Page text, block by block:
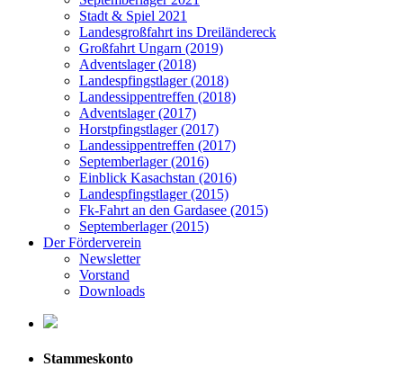
Stadt & Spiel 2021
Landesgroßfahrt ins Dreiländereck
Großfahrt Ungarn (2019)
Adventslager (2018)
Landespfingstlager (2018)
Landessippentreffen (2018)
Adventslager (2017)
Horstpfingstlager (2017)
Landessippentreffen (2017)
Septemberlager (2016)
Einblick Kasachstan (2016)
Landespfingstlager (2015)
Fk-Fahrt an den Gardasee (2015)
Septemberlager (2015)
Der Förderverein
Newsletter
Vorstand
Downloads
Stammeskonto